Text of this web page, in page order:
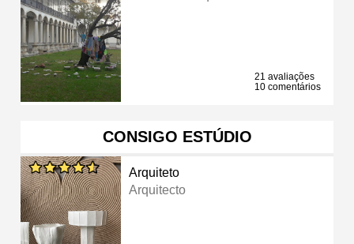
21 avaliações
10 comentários
CONSIGO ESTÚDIO
Arquiteto
Arquitecto